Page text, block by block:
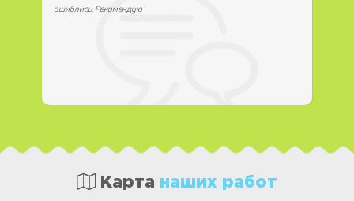
ошиблись. Рекомендую
Карта наших работ